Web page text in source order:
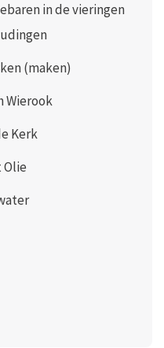
in de vieringen
(maken)
Wierook
Kerk
Olie